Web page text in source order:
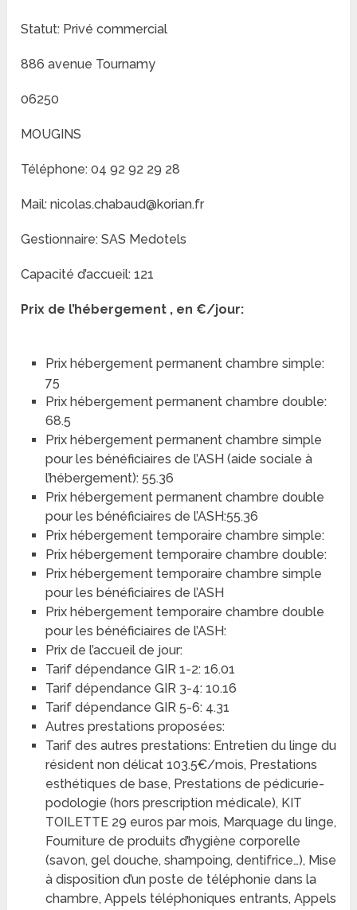
Statut: Privé commercial
886 avenue Tournamy
06250
MOUGINS
Téléphone: 04 92 92 29 28
Mail: nicolas.chabaud@korian.fr
Gestionnaire: SAS Medotels
Capacité d’accueil: 121
Prix de l’hébergement , en €/jour:
Prix hébergement permanent chambre simple:
75
Prix hébergement permanent chambre double:
68.5
Prix hébergement permanent chambre simple
pour les bénéficiaires de l’ASH (aide sociale à
l’hébergement): 55.36
Prix hébergement permanent chambre double
pour les bénéficiaires de l’ASH:55.36
Prix hébergement temporaire chambre simple:
Prix hébergement temporaire chambre double:
Prix hébergement temporaire chambre simple
pour les bénéficiaires de l’ASH
Prix hébergement temporaire chambre double
pour les bénéficiaires de l’ASH:
Prix de l’accueil de jour:
Tarif dépendance GIR 1-2: 16.01
Tarif dépendance GIR 3-4: 10.16
Tarif dépendance GIR 5-6: 4.31
Autres prestations proposées:
Tarif des autres prestations: Entretien du linge du
résident non délicat 103.5€/mois, Prestations
esthétiques de base, Prestations de pédicurie-
podologie (hors prescription médicale), KIT
TOILETTE 29 euros par mois, Marquage du linge,
Fourniture de produits d’hygiène corporelle
(savon, gel douche, shampoing, dentifrice…), Mise
à disposition d’un poste de téléphonie dans la
chambre, Appels téléphoniques entrants, Appels